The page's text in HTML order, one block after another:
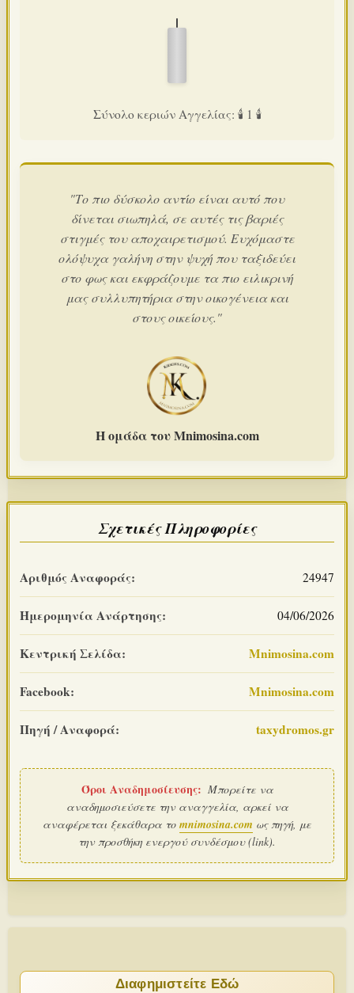
Σύνολο κεριών Αγγελίας: 🕯️ 1 🕯️
"Το πιο δύσκολο αντίο είναι αυτό που
δίνεται σιωπηλά, σε αυτές τις βαριές
στιγμές του αποχαιρετισμού. Ευχόμαστε
ολόψυχα γαλήνη στην ψυχή που ταξιδεύει
στο φως και εκφράζουμε τα πιο ειλικρινή
μας συλλυπητήρια στην οικογένεια και
στους οικείους."
Η ομάδα του Mnimosina.com
Σχετικές Πληροφορίες
Αριθμός Αναφοράς: 24947
Ημερομηνία Ανάρτησης: 04/06/2026
Κεντρική Σελίδα: Mnimosina.com
Facebook: Mnimosina.com
Πηγή / Αναφορά: taxydromos.gr
Όροι Αναδημοσίευσης: Μπορείτε να
αναδημοσιεύσετε την αναγγελία, αρκεί να
αναφέρεται ξεκάθαρα το mnimosina.com ως πηγή, με
την προσθήκη ενεργού συνδέσμου (link).
Διαφημιστείτε Εδώ